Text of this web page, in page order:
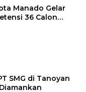
Manado Gelar
36 Calon
SMG di Tanoyan